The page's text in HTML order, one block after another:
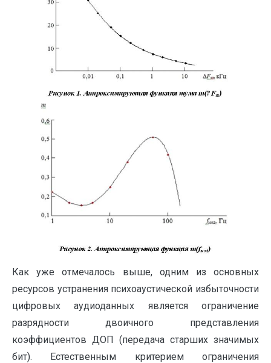
Как уже отмечалось выше, одним из основных
ресурсов устранения психоаустической избыточности
цифровых аудиоданных является ограничение
разрядности двоичного представления
коэффициентов ДОП (передача старших значимых
бит). Естественным критерием ограничения